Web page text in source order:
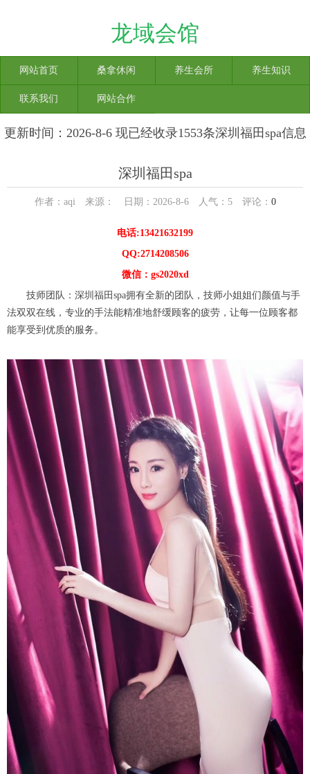
龙域会馆
网站首页 桑拿休闲 养生会所 养生知识
联系我们 网站合作
更新时间：2026-8-6 现已经收录1553条深圳福田spa信息
深圳福田spa
作者：aqi 来源： 日期：2026-8-6 人气： 5评论： 0
电话:13421632199
QQ:2714208506
微信：gs2020xd
技师团队：深圳福田spa拥有全新的团队，技师小姐姐们颜值与手
法双双在线，专业的手法能精准地舒缓顾客的疲劳，让每一位顾客都
能享受到优质的服务。